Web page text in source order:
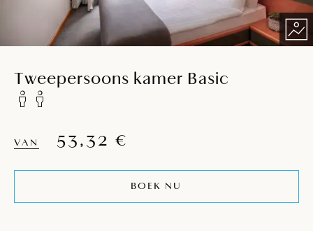
Tweepersoons kamer Basic
VAN 53,32 €
BOEK NU